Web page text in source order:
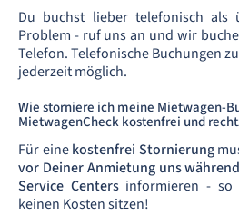
Du buchst lieber telefonisch als
Problem - ruf uns an und wir
Telefon. Telefonische Buchungen
jederzeit möglich.
Wie storniere ich meine Mietwagen-
MietwagenCheck kostenfrei und
Für einekostenfrei Stornierung
vor Deiner Anmietung uns
Service Centers informieren -
keinen Kosten sitzen!